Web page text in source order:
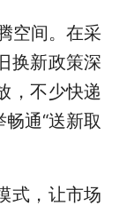
空间。在采
换新政策深
，不少快递
通“送新取
，让市场